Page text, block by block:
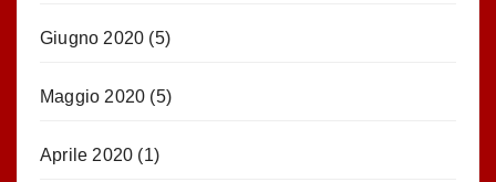
Giugno 2020 (5)
Maggio 2020 (5)
Aprile 2020 (1)